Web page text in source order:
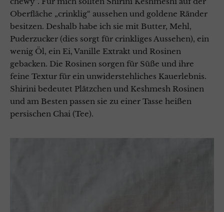
Oberfläche „crinklig“ aussehen und goldene Ränder
besitzen. Deshalb habe ich sie mit Butter, Mehl,
Puderzucker (dies sorgt für crinkliges Aussehen), ein
wenig Öl, ein Ei, Vanille Extrakt und Rosinen
gebacken. Die Rosinen sorgen für Süße und ihre
feine Textur für ein unwiderstehliches Kauerlebnis.
Shirini bedeutet Plätzchen und Keshmesh Rosinen
und am Besten passen sie zu einer Tasse heißen
persischen Chai (Tee).